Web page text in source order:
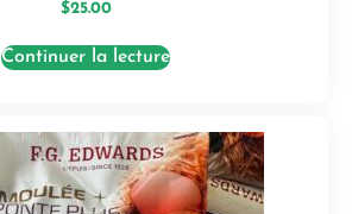
$25.00
Continuer la lecture